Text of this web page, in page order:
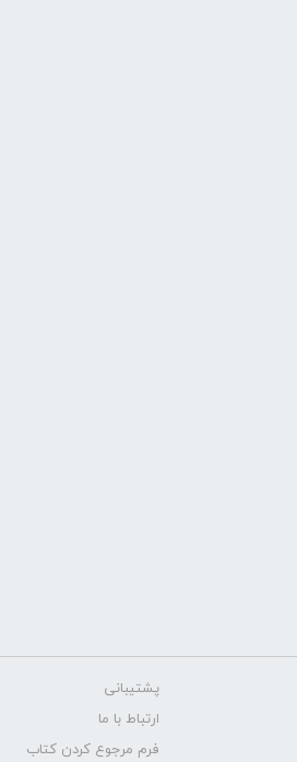
پشتیبانی
ارتباط با ما
فرم مرجوع کردن کتاب